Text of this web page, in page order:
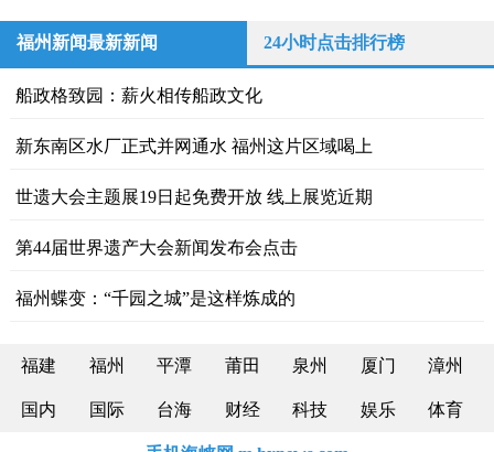
福州新闻最新新闻 24小时点击排行榜
船政格致园：薪火相传船政文化
新东南区水厂正式并网通水 福州这片区域喝上
世遗大会主题展19日起免费开放 线上展览近期
​第44届世界遗产大会新闻发布会点击
福州蝶变：“千园之城”是这样炼成的
福建 福州 平潭 莆田 泉州 厦门 漳州
国内 国际 台海 财经 科技 娱乐 体育